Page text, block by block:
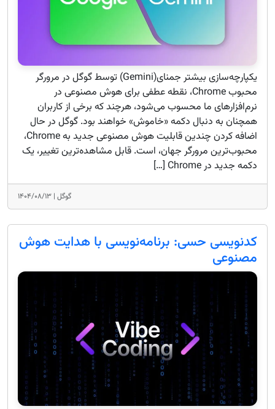
یکپارچه‌سازی بیشتر جمنای(Gemini) توسط گوگل در مرورگر
محبوب Chrome، نقطه عطفی برای هوش مصنوعی در
نرم‌افزارهای ما محسوب می‌شود، هرچند که برخی از کاربران
همچنان به دنبال دکمه «خاموش» خواهند بود. گوگل در حال
اضافه کردن چندین قابلیت هوش مصنوعی جدید به Chrome،
محبوب‌ترین مرورگر جهان، است. قابل مشاهده‌ترین تغییر، یک
دکمه جدید در Chrome […]
گوگل | ۱۴۰۴/۰۸/۱۳
کدنویسی حسی: برنامه‌نویسی با هدایت هوش
مصنوعی